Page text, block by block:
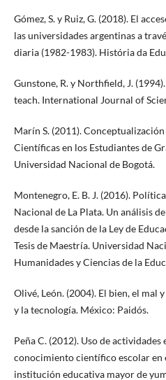
Gómez, S. y Ruiz, G. (2018). El
las universidades argentinas a
diaria (1982-1983). História da
Gunstone, R. y Northfield, J.
teach. International Journal of
Marín S. (2011).
Científicas en los Estudiantes de
Universidad Nacional de Bogotá.
Montenegro, E. B. J. (2016).
Nacional de La Plata. Un análisis
desde la sanción de la Ley de
Tesis de Maestría. Universidad
Humanidades y Ciencias de la
Olivé, León. (2004). El bien, el mal
y la tecnología. México: Paidós.
Peña C. (2012). Uso de
conocimiento científico escolar en
institución educativa mayor de